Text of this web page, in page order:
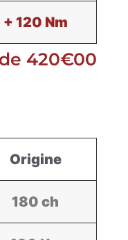
+ 120 Nm
420€00
Origine
180 ch